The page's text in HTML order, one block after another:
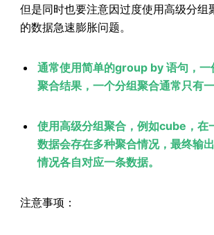
但是同时也要注意因过度使用高级分组
的数据急速膨胀问题。
通常使用简单的group by 语句，一
聚合结果，一个分组聚合通常只有
使用高级分组聚合，例如cube，在
数据会存在多种聚合情况，最终输
情况各自对应一条数据。
注意事项：